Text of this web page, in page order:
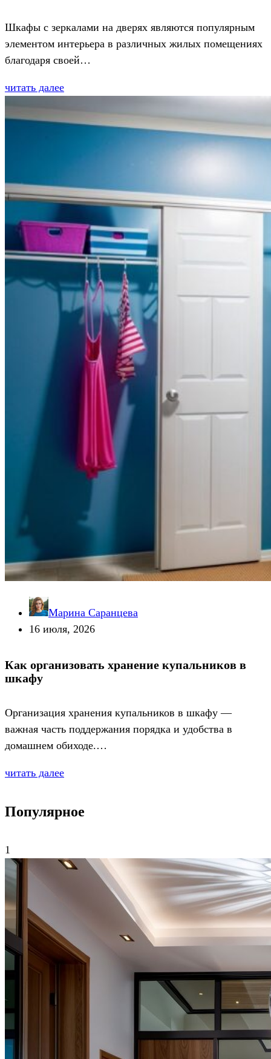
Шкафы с зеркалами на дверях являются популярным
элементом интерьера в различных жилых помещениях
благодаря своей…
читать далее
Марина Саранцева
16 июля, 2026
Как организовать хранение купальников в
шкафу
Организация хранения купальников в шкафу —
важная часть поддержания порядка и удобства в
домашнем обиходе.…
читать далее
Популярное
1